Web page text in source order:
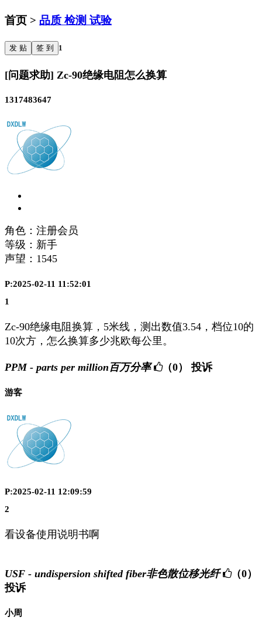
首页 > 品质 检测 试验
发 贴 签 到 1
[问题求助] Zc-90绝缘电阻怎么换算
1317483647
角色：注册会员
等级：新手
声望： 1545
P:2025-02-11 11:52:01
1
Zc-90绝缘电阻换算，5米线，测出数值3.54，档位10的
10次方，怎么换算多少兆欧每公里。
PPM - parts per million百万分率 （0） 投诉
游客
P:2025-02-11 12:09:59
2
看设备使用说明书啊
USF - undispersion shifted fiber非色散位移光纤
（0）
投诉
小周